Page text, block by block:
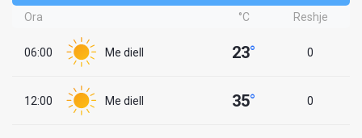
Ora °C Reshje
06:00 Me diell 23° 0
12:00 Me diell 35° 0